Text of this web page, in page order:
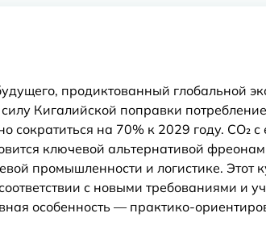
продиктованный глобальной
Кигалийской поправки
сократиться на 70% к 2029 году. CO₂
ключевой альтернативой
промышленности и логистике. Этот
с новыми требованиями и
особенность — практико-